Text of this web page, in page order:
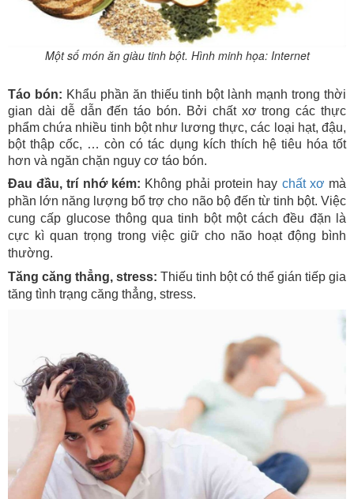
Một số món ăn giàu tinh bột. Hình minh họa: Internet
Táo bón: Khẩu phần ăn thiếu tinh bột lành mạnh trong thời
gian dài dễ dẫn đến táo bón. Bởi chất xơ trong các thực
phẩm chứa nhiều tinh bột như lương thực, các loại hạt, đậu,
bột thập cốc, … còn có tác dụng kích thích hệ tiêu hóa tốt
hơn và ngăn chặn nguy cơ táo bón.
Đau đầu, trí nhớ kém: Không phải protein hay chất xơ mà
phần lớn năng lượng bổ trợ cho não bộ đến từ tinh bột. Việc
cung cấp glucose thông qua tinh bột một cách đều đặn là
cực kì quan trọng trong việc giữ cho não hoạt động bình
thường.
Tăng căng thẳng, stress: Thiếu tinh bột có thể gián tiếp gia
tăng tình trạng căng thẳng, stress.